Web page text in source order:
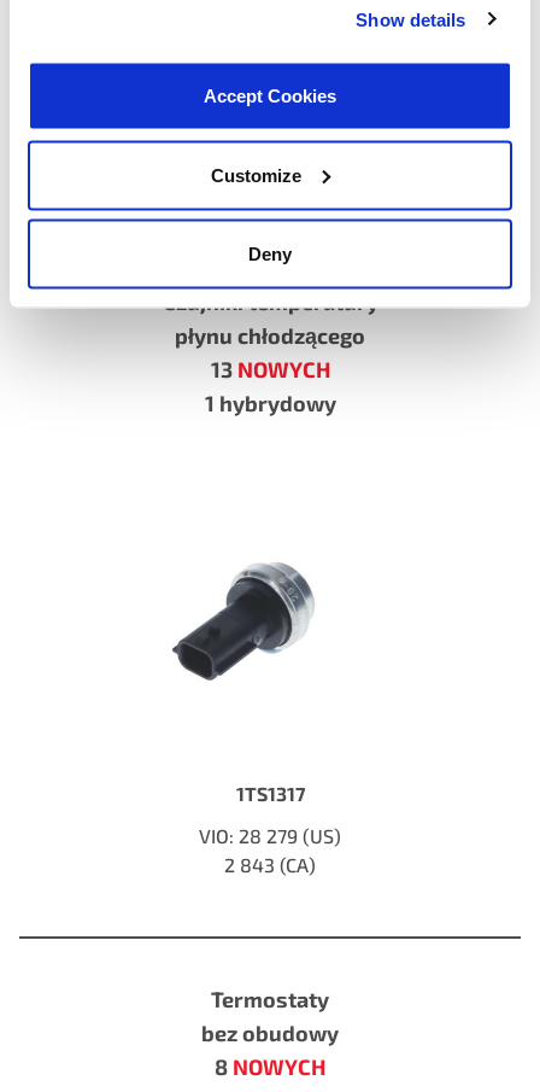
Show details
Accept Cookies
Customize
Deny
72 297 (CA)
Czujniki temperatury
płynu chłodzącego
13 NOWYCH
1 hybrydowy
1TS1317
VIO: 28 279 (US)
2 843 (CA)
Termostaty
bez obudowy
8 NOWYCH